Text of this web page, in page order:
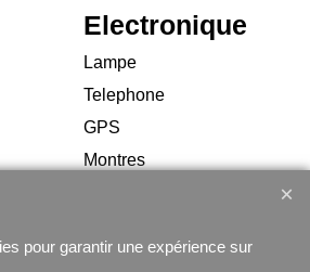
Electronique
Lampe
Telephone
GPS
Montres
pour garantir une expérience sur